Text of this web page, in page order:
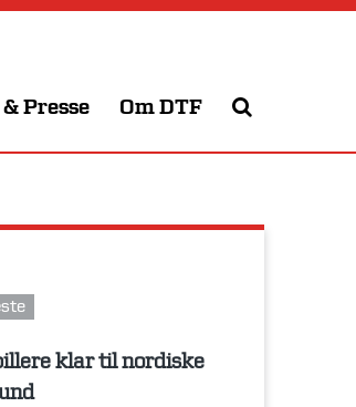
Presse Om DTF
klar til nordiske